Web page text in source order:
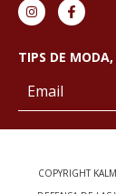
TIPS DE MODA,
COPYRIGHT